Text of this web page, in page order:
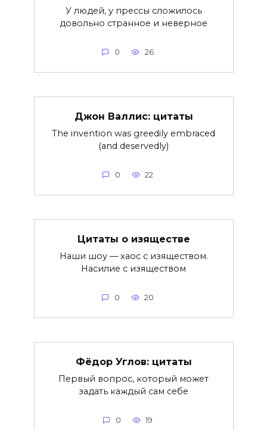
У людей, у прессы сложилось
довольно странное и неверное
0 26
Джон Валлис: цитаты
The invention was greedily embraced
(and deservedly)
0 22
Цитаты о изяществе
Наши шоу — хаос с изяществом.
Насилие с изяществом
0 20
Фёдор Углов: цитаты
Первый вопрос, который может
задать каждый сам себе
0 19